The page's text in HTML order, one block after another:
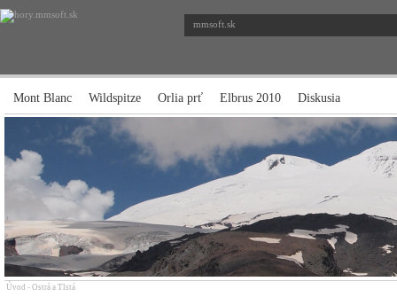
mmsoft.sk
Mont Blanc Wildspitze Orlia prť Elbrus 2010 Diskusia
Úvod - Ostrá a Tlstá